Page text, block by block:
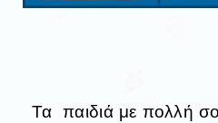
Τα παιδιά με πολλή